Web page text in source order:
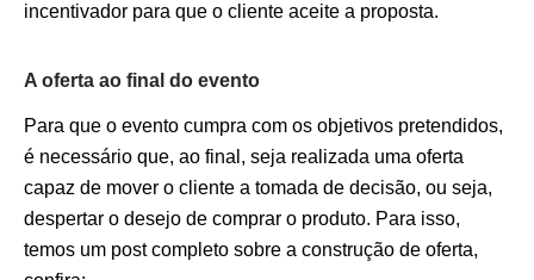
incentivador para que o cliente aceite a proposta.
A oferta ao final do evento
Para que o evento cumpra com os objetivos pretendidos,
é necessário que, ao final, seja realizada uma oferta
capaz de mover o cliente a tomada de decisão, ou seja,
despertar o desejo de comprar o produto. Para isso,
temos um post completo sobre a construção de oferta,